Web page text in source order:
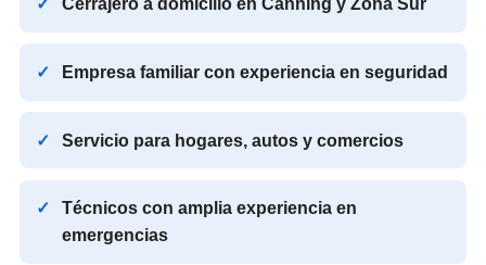
Cerrajero a domicilio en Canning y Zona Sur
Empresa familiar con experiencia en seguridad
Servicio para hogares, autos y comercios
Técnicos con amplia experiencia en
emergencias